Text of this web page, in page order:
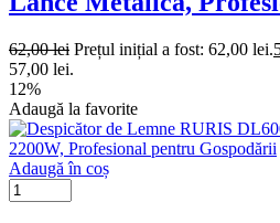
62,00lei Prețul inițial a fost: 62,00 lei.
57,00 lei.
12%
Adaugă la favorite
Adaugă în coș